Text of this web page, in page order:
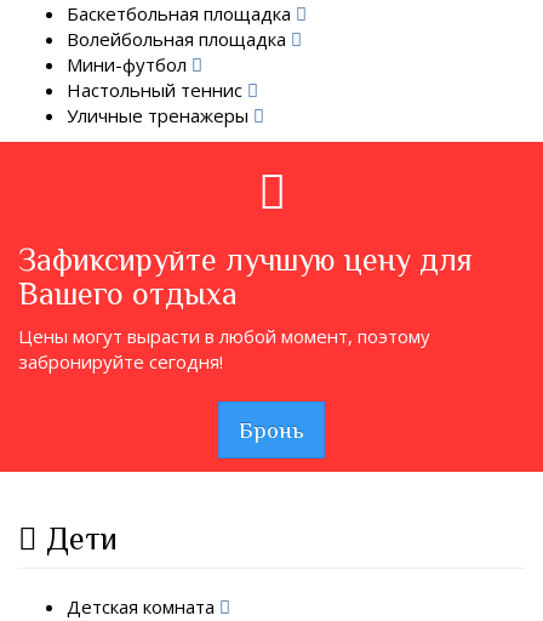
Баскетбольная площадка
Волейбольная площадка
Мини-футбол
Настольный теннис
Уличные тренажеры
Зафиксируйте лучшую цену для
Вашего отдыха
Цены могут вырасти в любой момент, поэтому
забронируйте сегодня!
Бронь
Дети
Детская комната